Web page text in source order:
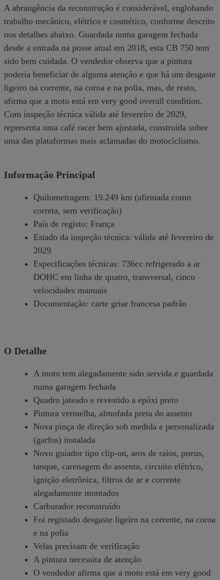
A abrangência da reconstrução é considerável, englobando
trabalho mecânico, elétrico e cosmético, conforme descrito
nos detalhes abaixo. Guardada numa garagem fechada
desde a entrada na posse atual em 2018, esta CB 750 tem
sido bem cuidada. O vendedor observa que a pintura
poderia beneficiar de alguma atenção e que há um desgaste
ligeiro na corrente, na coroa e na polia, mas, de resto,
afirma que a moto está em very good overall condition.
Com inspeção técnica válida até fevereiro de 2029,
representa uma café racer bem ajustada, construída sobre
uma das plataformas mais aclamadas do motociclismo.
Informação Principal
Quilometragem: 19.249 km (afirmada como
correta, sem verificação)
País de registo: França
Estado da inspeção técnica: válida até fevereiro de
2029
Especificações técnicas: 736cc refrigerado a ar
DOHC em linha de quatro, transversal, cinco
velocidades manuais
Documentação: carte grise francesa padrão
O Detalhe
A moto tem alegadamente sido servida e guardada
numa garagem fechada
Quadro jateado e revestido a epóxi preto
Pintura vermelha, almofada preta do assento
Nova pinça de direção sob medida e personalizada
(garfos) instalada
Novo guiador tipo clip-on, aros de raios, pneus,
tanque, carenagem do assento, circuito elétrico,
ignição eletrônica, filtros de ar e corrente
alegadamente montados
Carburador reconstruído
Foi registado desgaste ligeiro na corrente, na coroa
e na polia
Velas precisam de verificação
A pintura necessita de atenção
O vendedor afirma que a moto está em very good